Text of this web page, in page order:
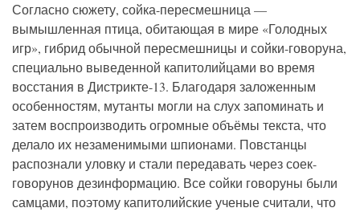
Согласно сюжету, сойка-пересмешница —
вымышленная птица, обитающая в мире «Голодных
игр», гибрид обычной пересмешницы и сойки-говоруна,
специально выведенной капитолийцами во время
восстания в Дистрикте-13. Благодаря заложенным
особенностям, мутанты могли на слух запоминать и
затем воспроизводить огромные объёмы текста, что
делало их незаменимыми шпионами. Повстанцы
распознали уловку и стали передавать через соек-
говорунов дезинформацию. Все сойки говоруны были
самцами, поэтому капитолийские ученые считали, что